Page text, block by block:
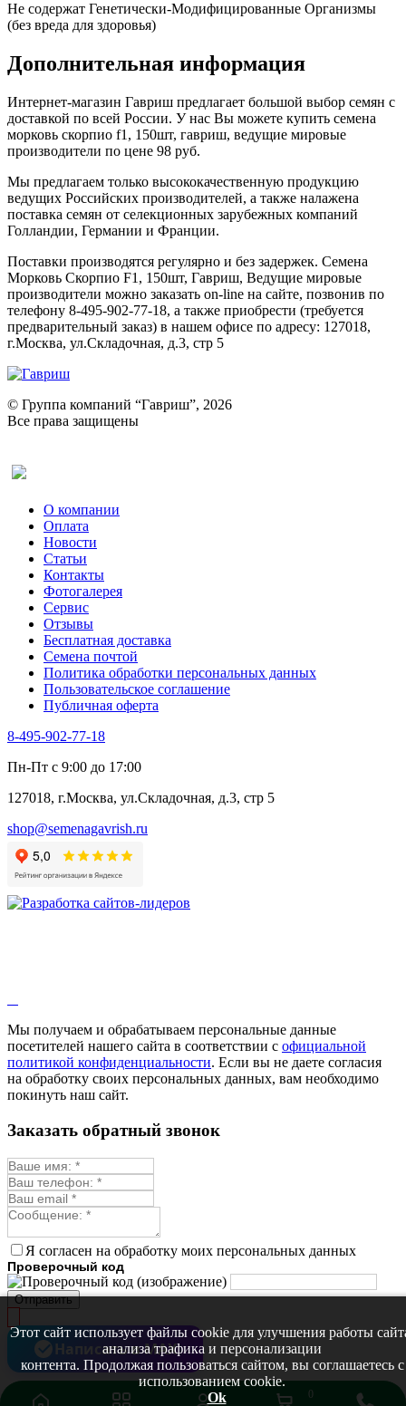
Не содержат Генетически-Модифицированные Организмы
(без вреда для здоровья)
Дополнительная информация
Интернет-магазин Гавриш предлагает большой выбор семян с
доставкой по всей России. У нас Вы можете купить семена
морковь скорпио f1, 150шт, гавриш, ведущие мировые
производители по цене 98 руб.
Мы предлагаем только высококачественную продукцию
ведущих Российских производителей, а также налажена
поставка семян от селекционных зарубежных компаний
Голландии, Германии и Франции.
Поставки производятся регулярно и без задержек. Семена
Морковь Скорпио F1, 150шт, Гавриш, Ведущие мировые
производители можно заказать on-line на сайте, позвонив по
телефону 8-495-902-77-18, а также приобрести (требуется
предварительный заказ) в нашем офисе по адресу: 127018,
г.Москва, ул.Складочная, д.3, стр 5
© Группа компаний “Гавриш”, 2026
Все права защищены
О компании
Оплата
Новости
Статьи
Контакты
Фотогалерея​
Сервис
Отзывы
Бесплатная доставка
Семена почтой
Политика обработки персональных данных
Пользовательское соглашение
Публичная оферта
8-495-902-77-18
Пн-Пт с 9:00 до 17:00
127018, г.Москва, ул.Складочная, д.3, стр 5
shop@semenagavrish.ru
Мы получаем и обрабатываем персональные данные
посетителей нашего сайта в соответствии с официальной
политикой конфиденциальности. Если вы не даете согласия
на обработку своих персональных данных, вам необходимо
покинуть наш сайт.
Этот сайт использует файлы cookie для улучшения работы
анализа трафика и персонализации
контента. Продолжая пользоваться сайтом, вы соглашаетесь с
использованием cookie.
Ok
Заказать обратный звонок
Я согласен на обработку моих персональных данных
Проверочный код
Отправить
0
Написать в MAX